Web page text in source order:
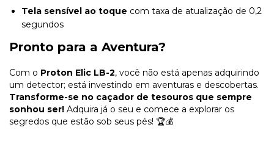
Tela sensível ao toque com taxa de atualização de 0,2
segundos
Pronto para a Aventura?
Com o Proton Elic LB-2, você não está apenas adquirindo
um detector; está investindo em aventuras e descobertas.
Transforme-se no caçador de tesouros que sempre
sonhou ser! Adquira já o seu e comece a explorar os
segredos que estão sob seus pés! 🏆💰